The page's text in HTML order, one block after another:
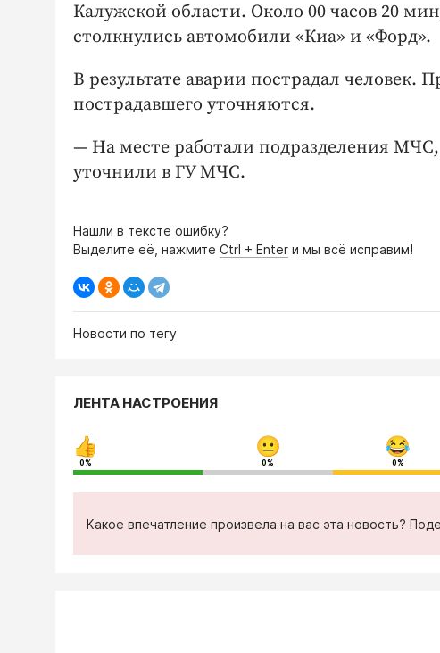
Калужской области. Около 00 часов 20
столкнулись автомобили «Киа» и «Форд».
В результате аварии пострадал
пострадавшего уточняются.
— На месте работали подразделения
уточнили в ГУ МЧС.
Нашли в тексте ошибку?
Выделите её, нажмите Ctrl + Enter и мы всё исправим!
Новости по тегу
ЛЕНТА НАСТРОЕНИЯ
0% 0% 0%
Какое впечатление произвела на вас эта новость?